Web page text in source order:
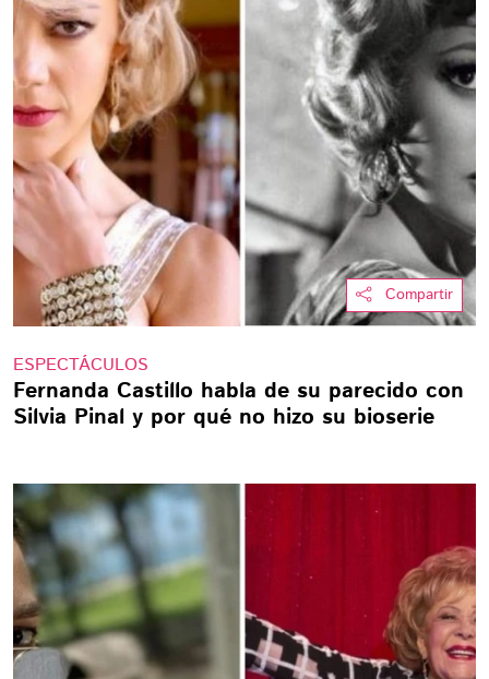
Compartir
ESPECTÁCULOS
Fernanda Castillo habla de su parecido con
Silvia Pinal y por qué no hizo su bioserie